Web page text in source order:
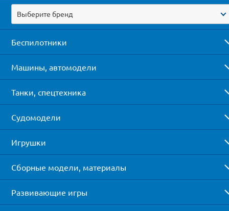
Выберите бренд
Беспилотники
Машины, автомодели
Танки, спецтехника
Судомодели
Игрушки
Сборные модели, материалы
Развивающие игры